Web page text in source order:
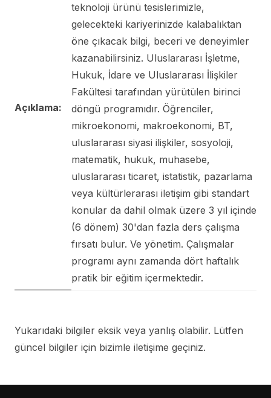
Açıklama:
teknoloji ürünü tesislerimizle,
gelecekteki kariyerinizde kalabalıktan
öne çıkacak bilgi, beceri ve deneyimler
kazanabilirsiniz. Uluslararası İşletme,
Hukuk, İdare ve Uluslararası İlişkiler
Fakültesi tarafından yürütülen birinci
döngü programıdır. Öğrenciler,
mikroekonomi, makroekonomi, BT,
uluslararası siyasi ilişkiler, sosyoloji,
matematik, hukuk, muhasebe,
uluslararası ticaret, istatistik, pazarlama
veya kültürlerarası iletişim gibi standart
konular da dahil olmak üzere 3 yıl içinde
(6 dönem) 30'dan fazla ders çalışma
fırsatı bulur. Ve yönetim. Çalışmalar
programı aynı zamanda dört haftalık
pratik bir eğitim içermektedir.
Yukarıdaki bilgiler eksik veya yanlış olabilir. Lütfen
güncel bilgiler için bizimle iletişime geçiniz.